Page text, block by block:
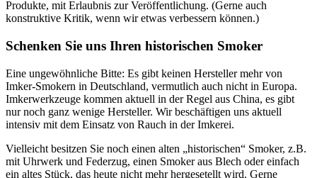
Produkte, mit Erlaubnis zur Veröffentlichung. (Gerne auch
konstruktive Kritik, wenn wir etwas verbessern können.)
Schenken Sie uns Ihren historischen Smoker
Eine ungewöhnliche Bitte: Es gibt keinen Hersteller mehr von
Imker-Smokern in Deutschland, vermutlich auch nicht in Europa.
Imkerwerkzeuge kommen aktuell in der Regel aus China, es gibt
nur noch ganz wenige Hersteller. Wir beschäftigen uns aktuell
intensiv mit dem Einsatz von Rauch in der Imkerei.
Vielleicht besitzen Sie noch einen alten „historischen“ Smoker, z.B.
mit Uhrwerk und Federzug, einen Smoker aus Blech oder einfach
ein altes Stück, das heute nicht mehr hergesetellt wird. Gerne